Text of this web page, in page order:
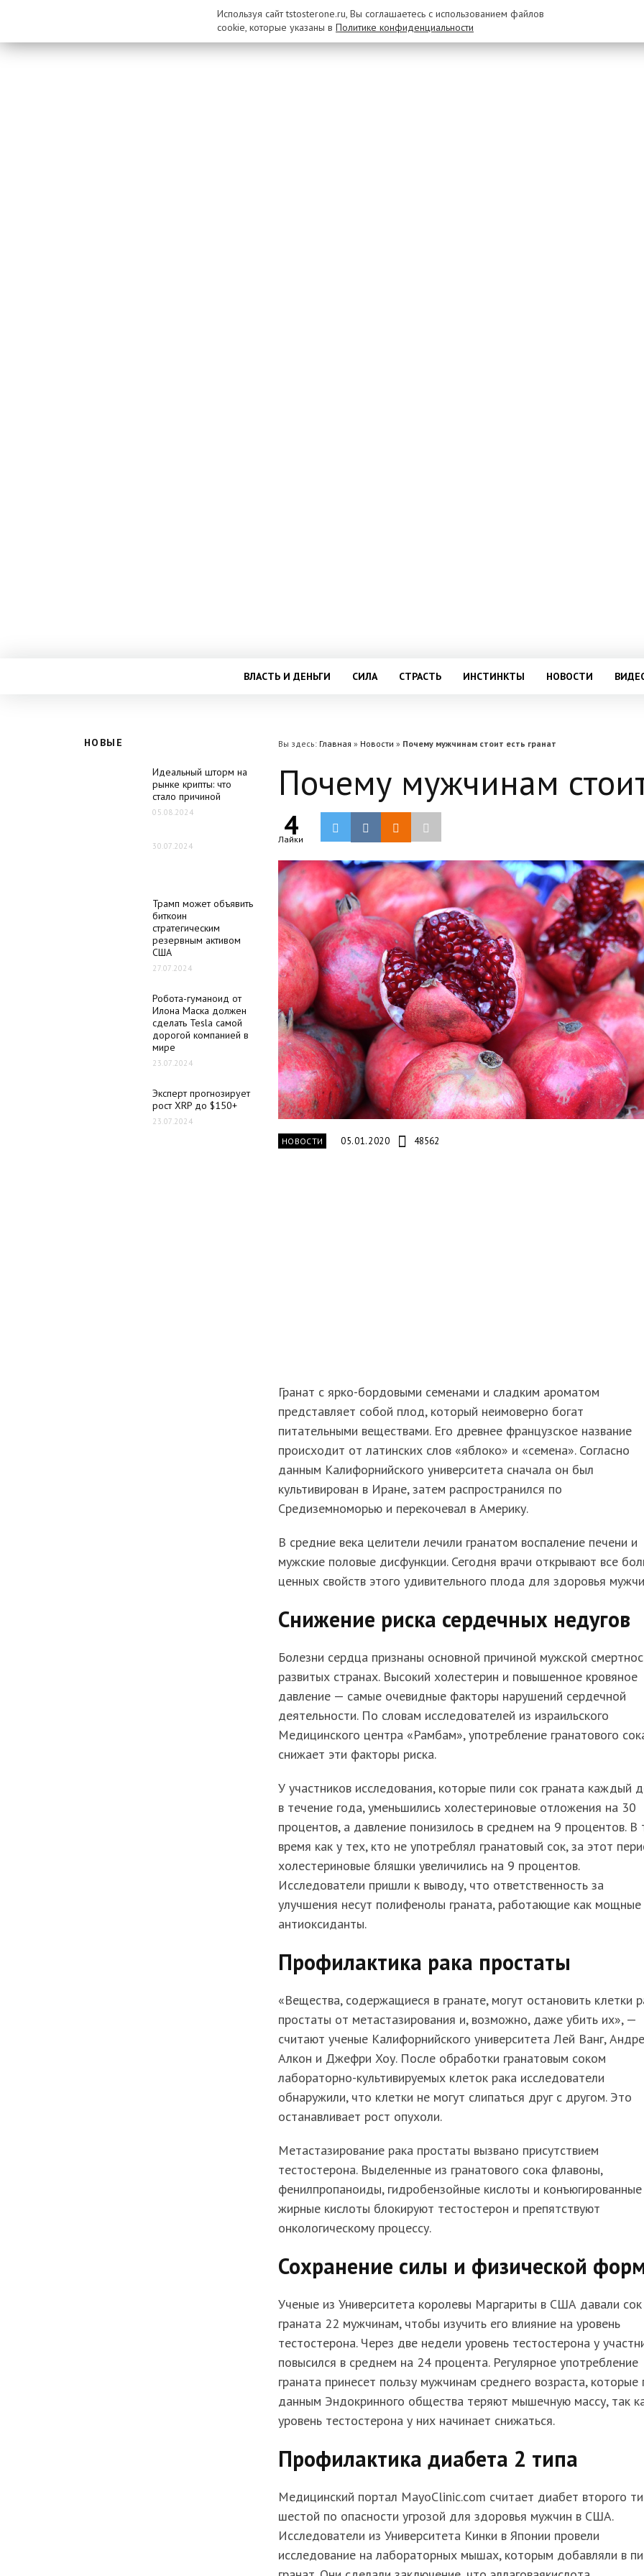
ВЛАСТЬ И ДЕНЬГИ СИЛА СТРАСТЬ ИНСТИНКТЫ НОВОСТИ
НОВЫЕ
Идеальный шторм на
рынке крипты: что
стало причиной
05.08.2024
30.07.2024
Трамп может объявить
биткоин
стратегическим
резервным активом
США
27.07.2024
Робота-гуманоид от
Илона Маска должен
сделать Tesla самой
дорогой компанией в
мире
23.07.2024
Эксперт прогнозирует
рост XRP до $150+
23.07.2024
Вы здесь: Главная » Новости » Почему мужчинам стоит есть гранат
Почему мужчинам
4
Лайки
НОВОСТИ 05.01.2020 48562
Гранат с ярко-бордовыми семенами и сладким ароматом
представляет собой плод, который неимоверно богат
питательными веществами. Его древнее французское название
происходит от латинских слов «яблоко» и «семена». Согласно
данным Калифорнийского университета сначала он был
культивирован в Иране, затем распространился по
Средиземноморью и перекочевал в Америку.
В средние века целители лечили гранатом воспаление печени и
мужские половые дисфункции. Сегодня врачи открывают все
ценных свойств этого удивительного плода для здоровья
Снижение риска сердечных недугов
Болезни сердца признаны основной причиной мужской
развитых странах. Высокий холестерин и повышенное кровяное
давление — самые очевидные факторы нарушений сердечной
деятельности. По словам исследователей из израильского
Медицинского центра «Рамбам», употребление гранатового
снижает эти факторы риска.
У участников исследования, которые пили сок граната каждый
в течение года, уменьшились холестериновые отложения на 30
процентов, а давление понизилось в среднем на 9 процентов. В
время как у тех, кто не употреблял гранатовый сок, за этот
холестериновые бляшки увеличились на 9 процентов.
Исследователи пришли к выводу, что ответственность за
улучшения несут полифенолы граната, работающие как мощные
антиоксиданты.
Профилактика рака простаты
«Вещества, содержащиеся в гранате, могут остановить клетки
простаты от метастазирования и, возможно, даже убить их», —
считают ученые Калифорнийского университета Лей Ванг, Андре
Алкон и Джефри Хоу. После обработки гранатовым соком
лабораторно-культивируемых клеток рака исследователи
обнаружили, что клетки не могут слипаться друг с другом. Это
останавливает рост опухоли.
Метастазирование рака простаты вызвано присутствием
тестостерона. Выделенные из гранатового сока флавоны,
фенилпропаноиды, гидробензойные кислоты и конъюгированные
жирные кислоты блокируют тестостерон и препятствуют
онкологическому процессу.
Сохранение силы и физической
Ученые из Университета королевы Маргариты в США давали сок
граната 22 мужчинам, чтобы изучить его влияние на уровень
тестостерона. Через две недели уровень тестостерона у
повысился в среднем на 24 процента. Регулярное употребление
граната принесет пользу мужчинам среднего возраста, которые
данным Эндокринного общества теряют мышечную массу, так
уровень тестостерона у них начинает снижаться.
Профилактика диабета 2 типа
Медицинский портал MayoClinic.com считает диабет второго
шестой по опасности угрозой для здоровья мужчин в США.
Исследователи из Университета Кинки в Японии провели
исследование на лабораторных мышах, которым добавляли в
Используя сайт tstosterone.ru, Вы соглашаетесь с использованием файлов
cookie, которые указаны в Политике конфиденциальности